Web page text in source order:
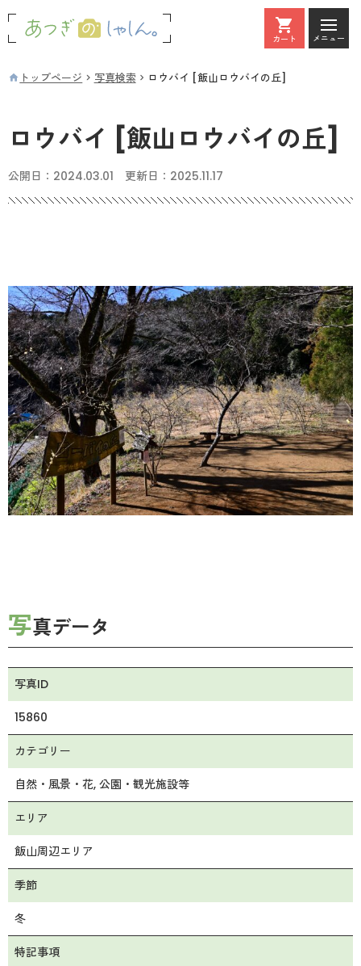
カート
カート メニュー
トップページ 写真検索 ロウバイ [飯山ロウバイの丘]
ロウバイ [飯山ロウバイの丘]
公開日： 2024.03.01 更新日： 2025.11.17
写真データ
写真ID
15860
カテゴリー
自然・風景・花 公園・観光施設等
エリア
飯山周辺エリア
季節
冬
特記事項